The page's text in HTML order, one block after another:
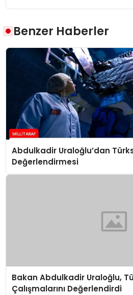
Benzer Haberler
Abdulkadir Uraloğlu’dan
Değerlendirmesi
Bakan Abdulkadir Uraloğlu,
Çalışmalarını Değerlendirdi